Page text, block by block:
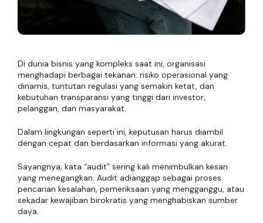
Di dunia bisnis yang kompleks saat ini, organisasi
menghadapi berbagai tekanan: risiko operasional yang
dinamis, tuntutan regulasi yang semakin ketat, dan
kebutuhan transparansi yang tinggi dari investor,
pelanggan, dan masyarakat.
Dalam lingkungan seperti ini, keputusan harus diambil
dengan cepat dan berdasarkan informasi yang akurat.
Sayangnya, kata “audit” sering kali menimbulkan kesan
yang menegangkan. Audit adianggap sebagai proses
pencarian kesalahan, pemeriksaan yang mengganggu, atau
sekadar kewajiban birokratis yang menghabiskan sumber
daya.